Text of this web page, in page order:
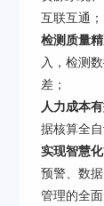
互联互通；
检测质量
入，检测
差；
人力成本
据核算全
实现智慧
预警、数
管理的全面